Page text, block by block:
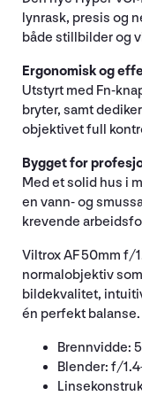
lynrask, presis og
både stillbilder og
Ergonomisk og
Utstyrt med Fn-
bryter, samt
objektivet full
Bygget for
Med et solid hus i
en vann- og
krevende
Viltrox AF 50mm f/
normalobjektiv
bildekvalitet,
én perfekt balanse.
Brennvidde:
Blender: f/